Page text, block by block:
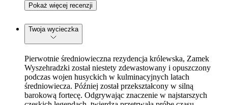
Pokaż więcej recenzji
Twoja wycieczka
Pierwotnie średniowieczna rezydencja królewska, Zamek
Wyszehradzki został niestety zdewastowany i opuszczony
podczas wojen husyckich w kulminacyjnych latach
średniowiecza. Później został przekształcony w silną
barokową fortecę. Odgrywając znaczenie w najstarszych